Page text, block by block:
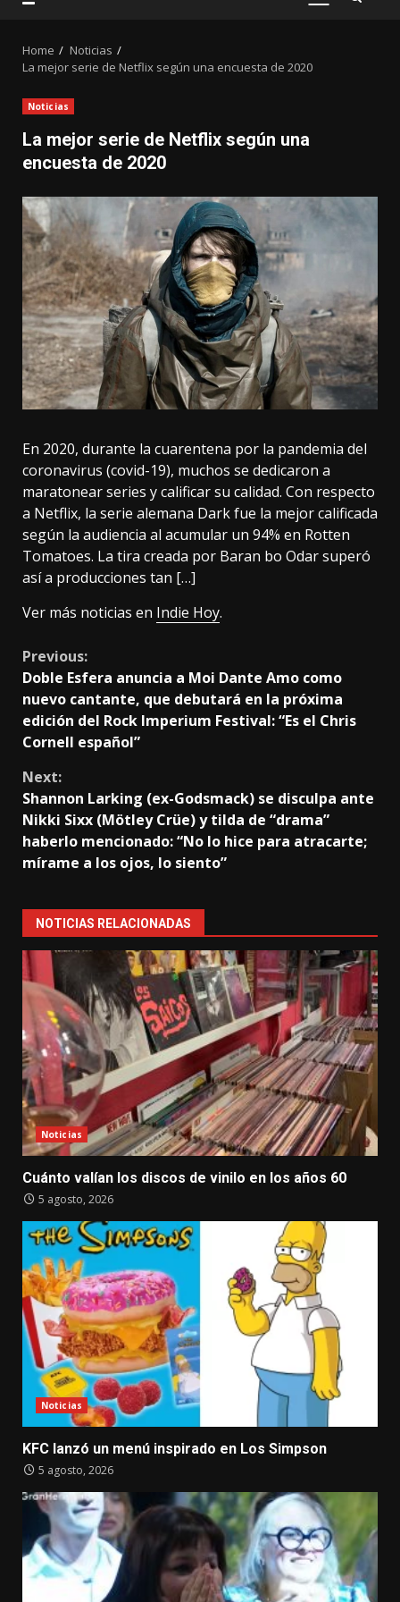
PRIMARY
Home
Noticias
La mejor serie de Netflix según una encuesta de 2020
Noticias
La mejor serie de Netflix según una
encuesta de 2020
En 2020, durante la cuarentena por la pandemia del
coronavirus (covid-19), muchos se dedicaron a
maratonear series y calificar su calidad. Con respecto
a Netflix, la serie alemana Dark fue la mejor calificada
según la audiencia al acumular un 94% en Rotten
Tomatoes. La tira creada por Baran bo Odar superó
así a producciones tan […]
Ver más noticias en Indie Hoy.
Continue
Reading
Previous:
Doble Esfera anuncia a Moi Dante Amo como
nuevo cantante, que debutará en la próxima
edición del Rock Imperium Festival: “Es el Chris
Cornell español”
Next:
Shannon Larking (ex-Godsmack) se disculpa ante
Nikki Sixx (Mötley Crüe) y tilda de “drama”
haberlo mencionado: “No lo hice para atracarte;
mírame a los ojos, lo siento”
NOTICIAS RELACIONADAS
Noticias
Cuánto valían los discos de vinilo en los años 60
5 agosto, 2026
Noticias
KFC lanzó un menú inspirado en Los Simpson
5 agosto, 2026